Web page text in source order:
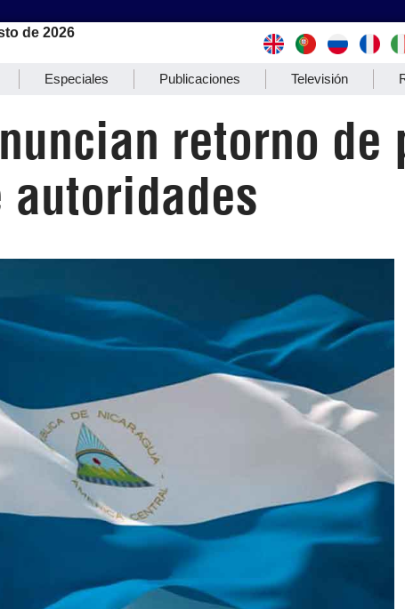
de 2026
Especiales Publicaciones Televisión
retorno de
autoridades